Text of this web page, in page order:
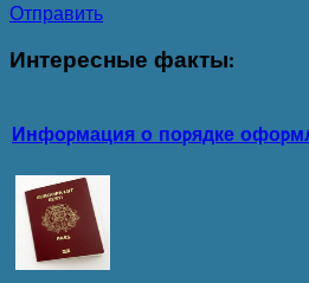
Отправить
Интересные факты:
Инфоpмация о поpядке